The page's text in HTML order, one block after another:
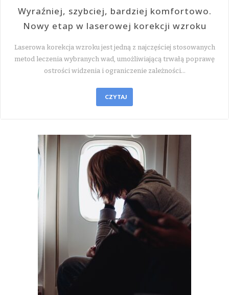
Wyraźniej, szybciej, bardziej komfortowo.
Nowy etap w laserowej korekcji wzroku
Laserowa korekcja wzroku jest jedną z najczęściej stosowanych
metod leczenia wybranych wad, umożliwiającą trwałą poprawę
ostrości widzenia i ograniczenie zależności…
CZYTAJ